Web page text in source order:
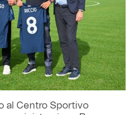
al Centro Sportivo